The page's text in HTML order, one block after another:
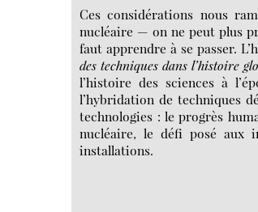
Ces considérations nous
nucléaire — on ne peut plus
faut apprendre à se passer.
des techniques dans l’histoire
l’histoire des sciences à
l’hybridation de techniques
technologies : le progrès
nucléaire, le défi posé aux
installations.